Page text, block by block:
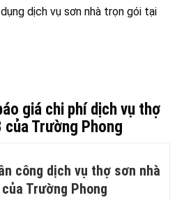
dịch vụ sơn nhà trọn gói tại
giá chi phí dịch vụ thợ
của Trường Phong
công dịch vụ thợ sơn nhà
Trường Phong